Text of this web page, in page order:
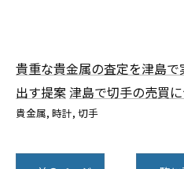
貴重な貴金属の査定を津島で
出す提案 津島で切手の売買
貴金属 時計 切手